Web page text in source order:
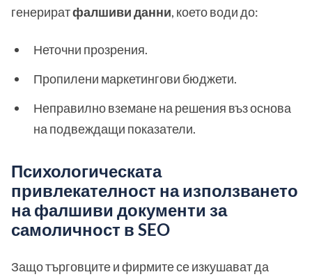
генериратфалшиви данни, което води до:
Неточни прозрения.
Пропилени маркетингови бюджети.
Неправилно вземане на решения въз основа
на подвеждащи показатели.
Психологическата
привлекателност на използването
на фалшиви документи за
самоличност в SEO
Защо търговците и фирмите се изкушават да